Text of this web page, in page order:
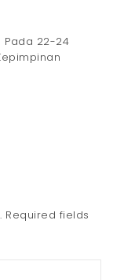
Pada 22-24
Required fields